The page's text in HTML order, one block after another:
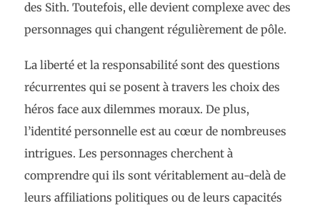
des Sith. Toutefois, elle devient complexe avec des
personnages qui changent régulièrement de pôle.
La liberté et la responsabilité sont des questions
récurrentes qui se posent à travers les choix des
héros face aux dilemmes moraux. De plus,
l’identité personnelle est au cœur de nombreuses
intrigues. Les personnages cherchent à
comprendre qui ils sont véritablement au-delà de
leurs affiliations politiques ou de leurs capacités